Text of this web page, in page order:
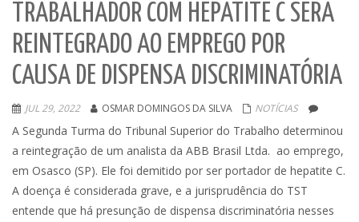
TRABALHADOR COM HEPATITE C SERÁ
REINTEGRADO AO EMPREGO POR
CAUSA DE DISPENSA DISCRIMINATÓRIA
JUL 29, 2022 OSMAR DOMINGOS DA SILVA NOTÍCIAS
A Segunda Turma do Tribunal Superior do Trabalho determinou
a reintegração de um analista da ABB Brasil Ltda. ao emprego,
em Osasco (SP). Ele foi demitido por ser portador de hepatite C.
A doença é considerada grave, e a jurisprudência do TST
entende que há presunção de dispensa discriminatória nesses